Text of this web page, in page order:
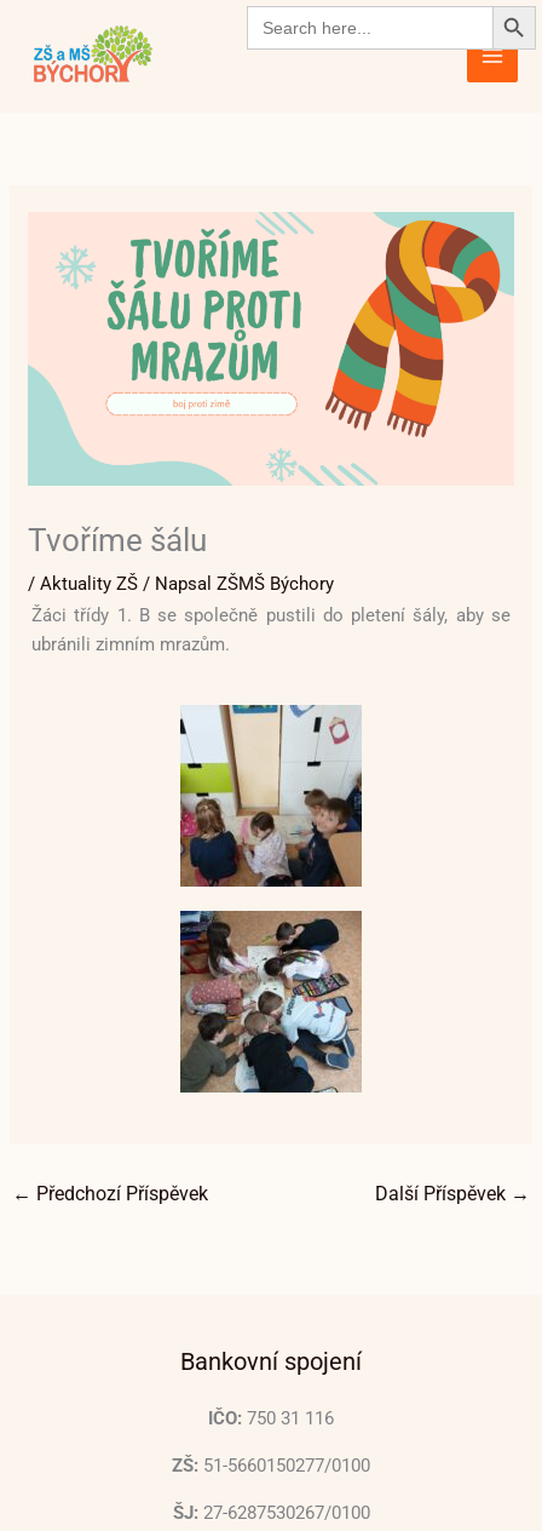
Search
for:
obsah
Tvoříme šálu
/Aktuality ZŠ / NapsalZŠMŠ Býchory
Žáci třídy 1. B se společně pustili do pletení šály, aby se
ubránili zimním mrazům.
← Předchozí Příspěvek Další Příspěvek →
Bankovní spojení
IČO: 750 31 116
ZŠ: 51-5660150277/0100
ŠJ: 27-6287530267/0100